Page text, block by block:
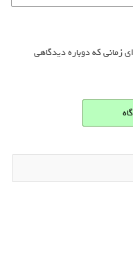
زمانی که دوباره دیدگاهی